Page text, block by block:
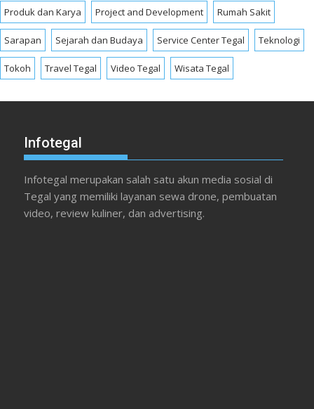
Produk dan Karya Project and Development Rumah Sakit
Sarapan Sejarah dan Budaya Service Center Tegal Teknologi
Tokoh Travel Tegal Video Tegal Wisata Tegal
Infotegal
Infotegal merupakan salah satu akun media sosial di
Tegal yang memiliki layanan sewa drone, pembuatan
video, review kuliner, dan advertising.